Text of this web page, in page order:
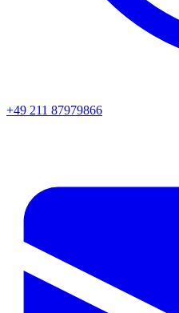
+49 211 87979866